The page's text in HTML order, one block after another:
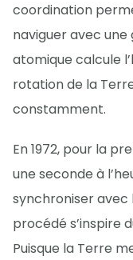
coordination
naviguer avec une
atomique calcule
rotation de la
constamment.
En 1972, pour la
une seconde à
synchroniser
procédé s’inspire
Puisque la Terre